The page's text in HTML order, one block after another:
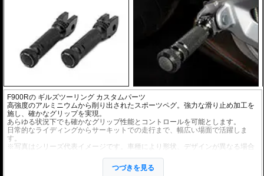
F900Rの ギルズツーリング カスタムパーツ
高強度のアルミニウムから削り出されたスポーツペグ。強力な滑り止め加工を
施し、確かなグリップを実現。
あらゆる状況下でも確かなグリップ性能とコントロールを可能とします。
日常的なライディングからサーキットでの走行まで、幅広い場面で活躍しま
す。
※写真はシリーズ代表イメージです。車種により形状、デザインが異なる場合
オプションの拡張キットを使用することにより、ペグ位置を24ポジションから
つづきを見る